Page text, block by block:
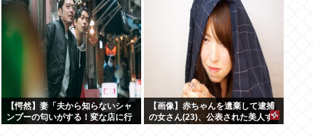
国本土でぶつかり合う（前代未
【愕然】妻「夫から知らないシャ
ンプーの匂いがする！変な店に行
【画像】赤ちゃんを遺棄して逮捕
の女さん(23)、公表された美人す